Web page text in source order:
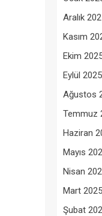
Aralık
Kasım
Ekim
Eylül 2025
Ağustos
Temmuz
Haziran
Mayıs
Nisan
Mart 2025
Şubat